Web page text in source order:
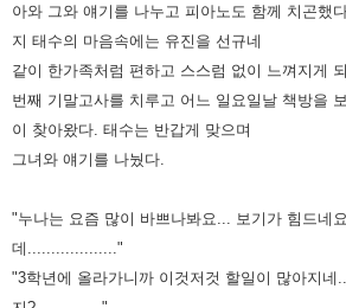
아와 그와 얘기를 나누고 피아노도 함께 치곤했
지 태수의 마음속에는 유진을 선규네
같이 한가족처럼 편하고 스스럼 없이 느껴지게
번째 기말고사를 치루고 어느 일요일날 책방을
이 찾아왔다. 태수는 반갑게 맞으며
그녀와 얘기를 나눴다.
"누나는 요즘 많이 바쁘나봐요... 보기가 힘드네
데..................."
"3학년에 올라가니까 이것저것 할일이 많아지네